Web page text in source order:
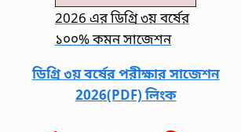
2026 এর ডিগ্রি ৩য় বর্ষের
১০০% কমন সাজেশন
ডিগ্রি ৩য় বর্ষের পরীক্ষার সাজেশন
2026(PDF) লিংক